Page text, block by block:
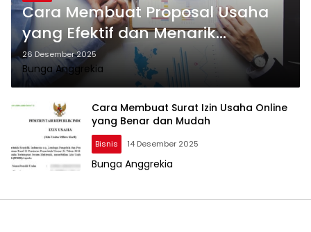
Cara Membuat Proposal Usaha
yang Efektif dan Menarik
Perhatian Investor
26 Desember 2025
Bunga Anggrekia
Cara Membuat Surat Izin Usaha Online
yang Benar dan Mudah
Bisnis 14 Desember 2025
Bunga Anggrekia